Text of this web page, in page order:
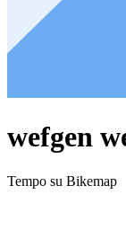
wefgen
Tempo su Bikemap